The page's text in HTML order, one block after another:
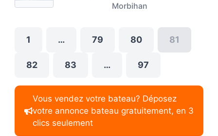
Morbihan
1 … 79 80 81
82 83 … 97
Vous vendez votre bateau? Déposez
votre annonce bateau gratuitement, en 3
clics seulement